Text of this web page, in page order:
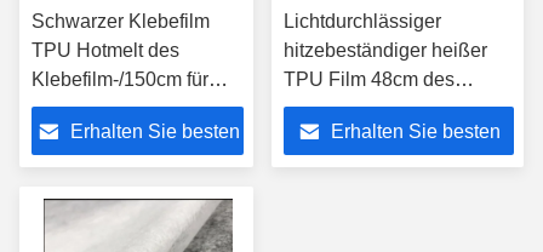
Schwarzer Klebefilm
TPU Hotmelt des
Klebefilm-/150cm für
Baumwollgewebe-
Laminierung
Erhalten Sie besten
Lichtdurchlässiger
hitzebeständiger heißer
TPU Film 48cm des
Klebstreifen-für Polyester-
GewebeErhalten Sie besten